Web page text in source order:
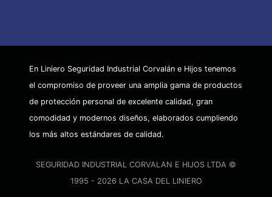
En Liniero Seguridad Industrial Corvalán e Hijos tenemos
el compromiso de proveer una amplia gama de productos
de protección personal de excelente calidad, gran
comodidad y modernos diseños, elaborados cumpliendo
los más altos estándares de calidad.
SEGURIDAD INDUSTRIAL CORVALAN E HIJOS LTDA ©
1995 - 2026 LA CASA DEL LINIERO